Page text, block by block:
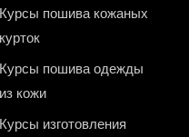
Курсы пошива кожаных
курток
Курсы пошива одежды
из кожи
Курсы изготовления